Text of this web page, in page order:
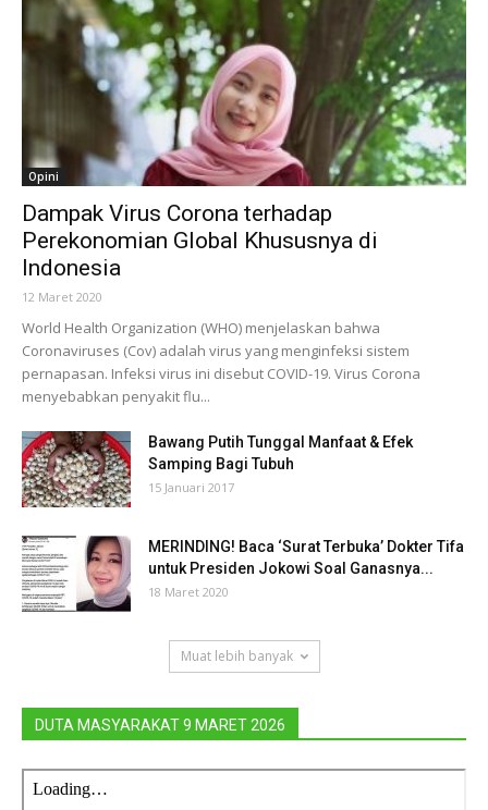
Opini
Dampak Virus Corona terhadap
Perekonomian Global Khususnya di
Indonesia
12 Maret 2020
World Health Organization (WHO) menjelaskan bahwa
Coronaviruses (Cov) adalah virus yang menginfeksi sistem
pernapasan. Infeksi virus ini disebut COVID-19. Virus Corona
menyebabkan penyakit flu...
Bawang Putih Tunggal Manfaat & Efek
Samping Bagi Tubuh
15 Januari 2017
MERINDING! Baca ‘Surat Terbuka’ Dokter Tifa
untuk Presiden Jokowi Soal Ganasnya...
18 Maret 2020
Muat lebih banyak
DUTA MASYARAKAT 9 MARET 2026